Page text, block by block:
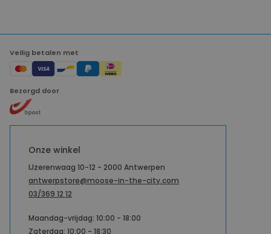
Veilig betalen met
Bezorgd door
Onze winkel
IJzerenwaag 10-12 - 2000 Antwerpen
antwerpstore@moose-in-the-city.com
03/369 12 12
Maandag-vrijdag: 10:00 - 18:00
Zaterdag: 10:00 - 18:30